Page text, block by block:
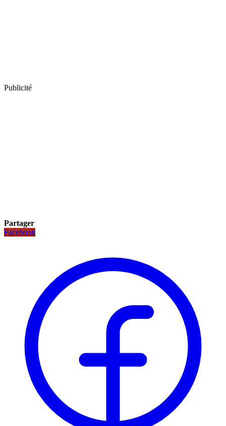
Publicité
Partager
Facebook